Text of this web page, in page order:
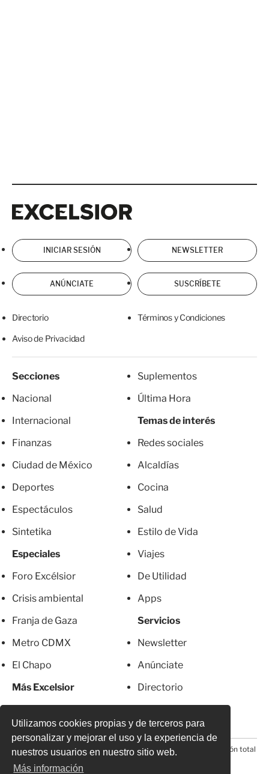
Utilizamos cookies propias y de terceros para
personalizar y mejorar el uso y la experiencia de
nuestros usuarios en nuestro sitio web.
Más información
INICIAR SESIÓN NEWSLETTER
ANÚNCIATE SUSCRÍBETE
Directorio Términos y Condiciones
Aviso de Privacidad
Secciones
Nacional
Internacional
Finanzas
Ciudad de México
Deportes
Espectáculos
Sintetika
Especiales
Foro Excélsior
Crisis ambiental
Franja de Gaza
Metro CDMX
El Chapo
Más Excelsior
Suplementos
Última Hora
Temas de interés
Redes sociales
Alcaldías
Cocina
Salud
Estilo de Vida
Viajes
De Utilidad
Apps
Servicios
Newsletter
Anúnciate
Directorio
© 2026 Todos los derechos reservados. Prohibida la reproducción total
o parcial, incluyendo cualquier medio electrónico*